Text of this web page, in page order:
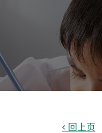
< 回上页